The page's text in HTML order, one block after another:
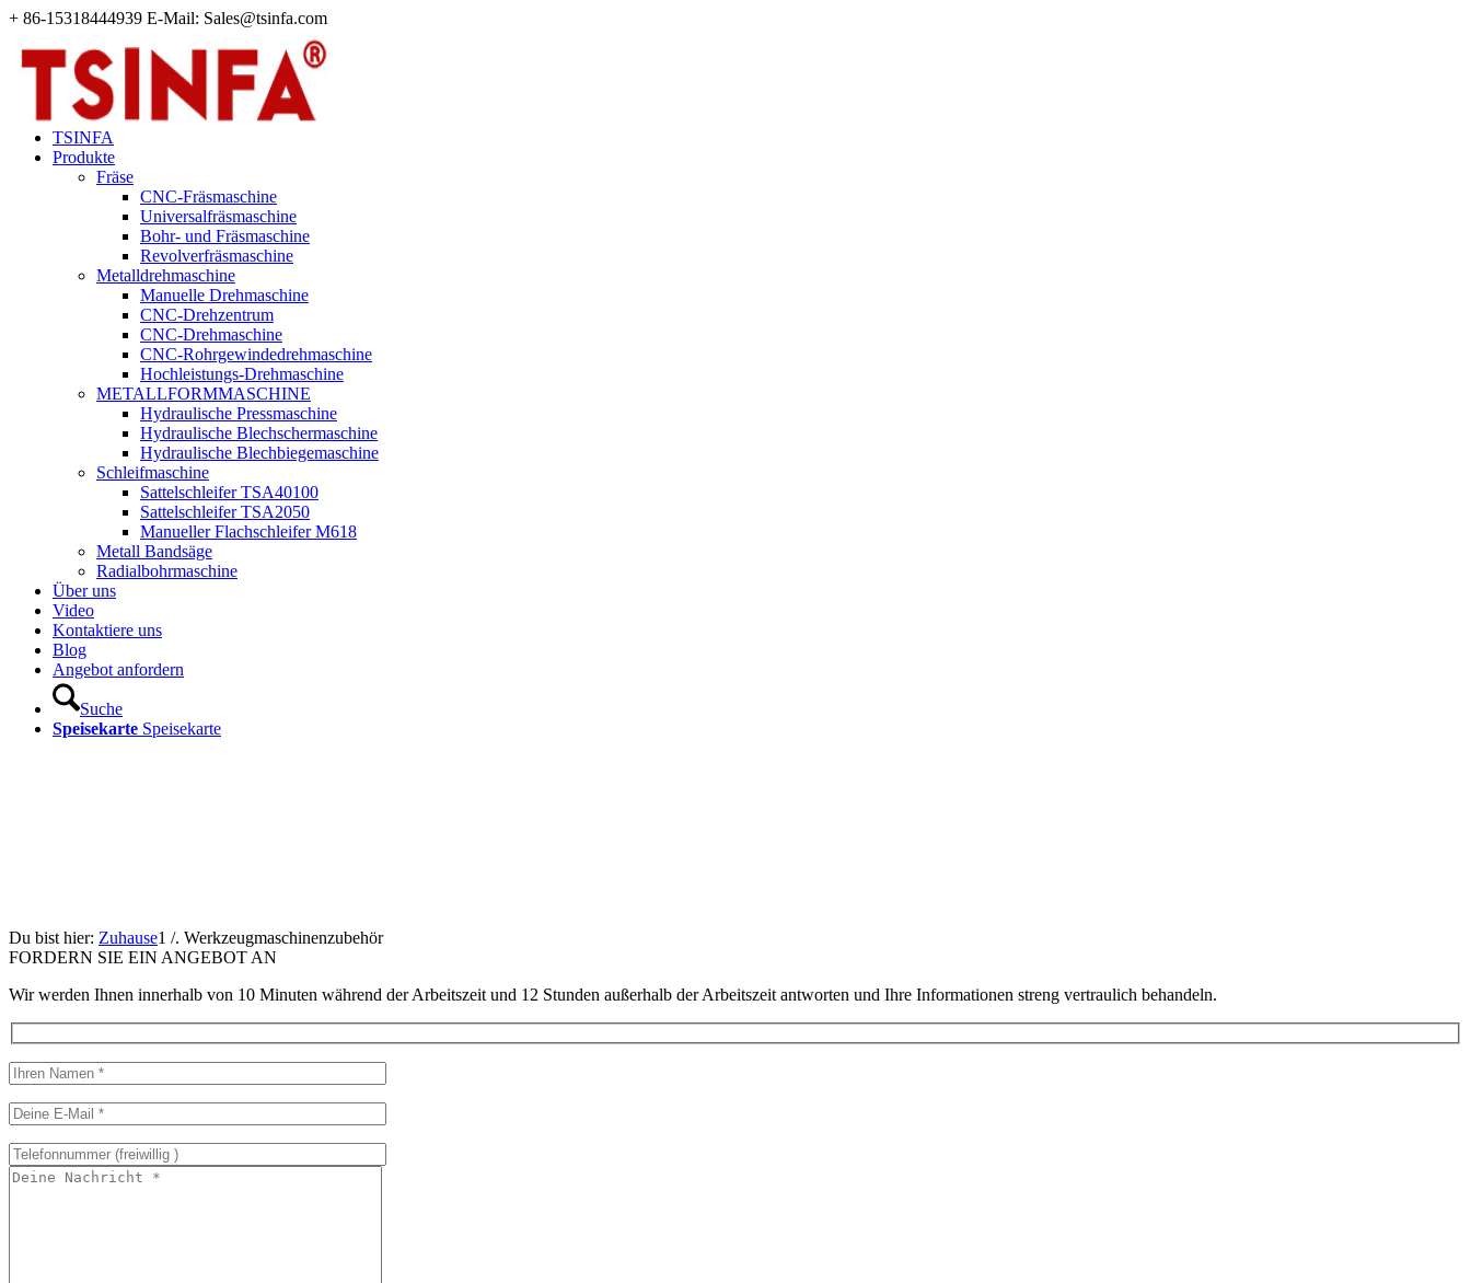
+ 86-15318444939 E-Mail: Sales@tsinfa.com
TSINFA
Produkte
Fräse
CNC-Fräsmaschine
Universalfräsmaschine
Bohr- und Fräsmaschine
Revolverfräsmaschine
Metalldrehmaschine
Manuelle Drehmaschine
CNC-Drehzentrum
CNC-Drehmaschine
CNC-Rohrgewindedrehmaschine
Hochleistungs-Drehmaschine
METALLFORMMASCHINE
Hydraulische Pressmaschine
Hydraulische Blechschermaschine
Hydraulische Blechbiegemaschine
Schleifmaschine
Sattelschleifer TSA40100
Sattelschleifer TSA2050
Manueller Flachschleifer M618
Metall Bandsäge
Radialbohrmaschine
Über uns
Video
Kontaktiere uns
Blog
Angebot anfordern
Suche
Speisekarte Speisekarte
Du bist hier: Zuhause1 /. Werkzeugmaschinenzubehör
FORDERN SIE EIN ANGEBOT AN
Wir werden Ihnen innerhalb von 10 Minuten während der Arbeitszeit und 12 Stunden außerhalb der Arbeitszeit antworten und Ihre Informationen streng vertraulich behandeln.